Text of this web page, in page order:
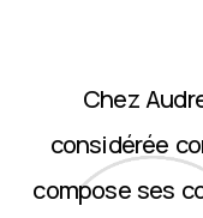
Chez
considérée
compose ses